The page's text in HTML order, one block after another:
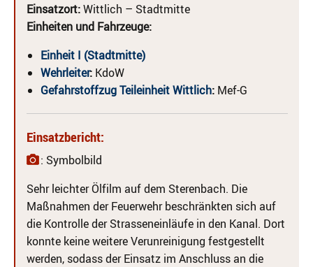
Einsatzort:Wittlich – Stadtmitte
Einheiten und Fahrzeuge:
Einheit I (Stadtmitte)
Wehrleiter: KdoW
Gefahrstoffzug Teileinheit Wittlich: Mef-G
Einsatzbericht:
: Symbolbild
Sehr leichter Ölfilm auf dem Sterenbach. Die
Maßnahmen der Feuerwehr beschränkten sich auf
die Kontrolle der Strasseneinläufe in den Kanal. Dort
konnte keine weitere Verunreinigung festgestellt
werden, sodass der Einsatz im Anschluss an die